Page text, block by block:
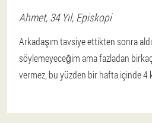
Ahmet, 34 Yıl, Episkopi
Arkadaşım tavsiye ettikten sonra
söylemeyeceğim ama fazladan
vermez, bu yüzden bir hafta içinde 4